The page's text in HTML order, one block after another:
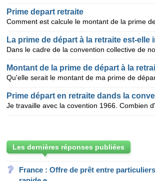
Prime depart retraite
Montant de la prime de départ à la
Les dernières réponses publiées
France : Offre de prêt entre